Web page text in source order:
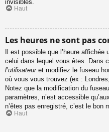
invisibles.
Haut
Les heures ne sont pas
Il est possible que l’heure
celui dans lequel vous êtes. Dans
l’utilisateuret modifiez le fuseau
où vous vous trouvez (ex :
Notez que la modification du
paramètres, n’est accessible
n’êtes pas enregistré, c’est le bon
Haut